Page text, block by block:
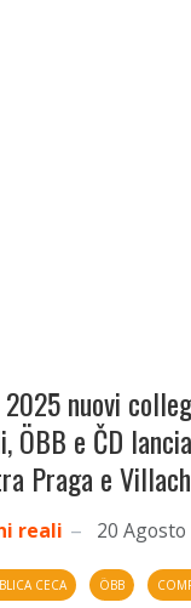
nuovi
ÖBB e ČD
Praga e Villach
reali 20 Agosto
CECA ÖBB